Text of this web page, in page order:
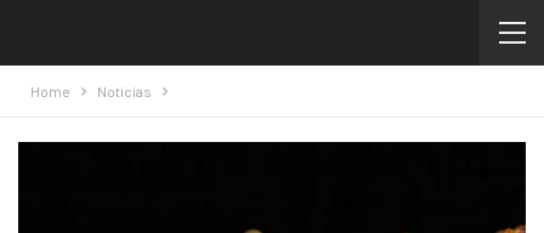
Home Notícias